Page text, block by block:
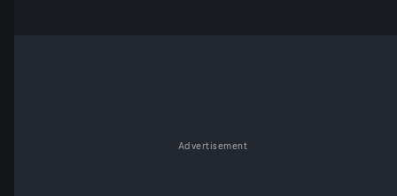
Advertisement